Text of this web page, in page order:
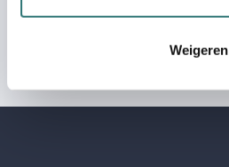
Weigeren